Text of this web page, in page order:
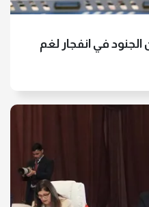
في انفجار لغم